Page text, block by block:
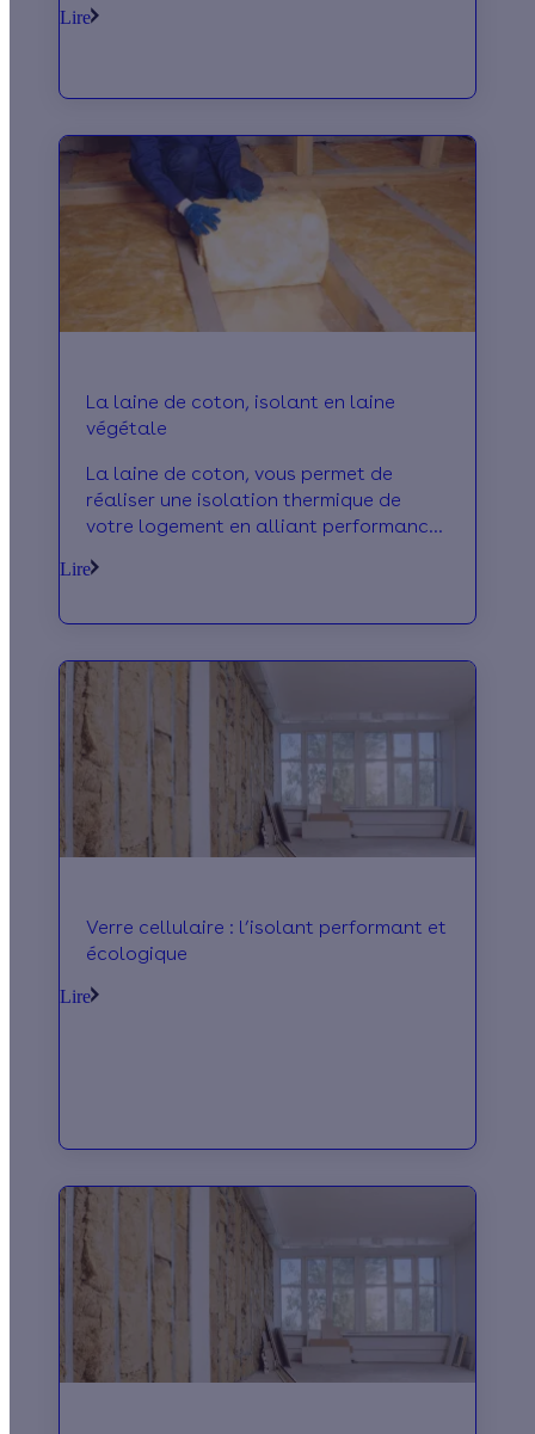
maison.
Lire
La laine de coton, isolant en laine
végétale
La laine de coton, vous permet de
réaliser une isolation thermique de
votre logement en alliant performance
l'épaisseur à installer, le label Acermi
Lire
Verre cellulaire : l’isolant performant et
écologique
Lire